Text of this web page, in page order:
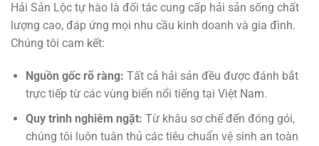
Hải Sản Lộc tự hào là đối tác cung cấp hải sản sống chất
lượng cao, đáp ứng mọi nhu cầu kinh doanh và gia đình.
Chúng tôi cam kết:
Nguồn gốc rõ ràng: Tất cả hải sản đều được đánh bắt
trực tiếp từ các vùng biển nổi tiếng tại Việt Nam.
Quy trình nghiêm ngặt: Từ khâu sơ chế đến đóng gói,
chúng tôi luôn tuân thủ các tiêu chuẩn vệ sinh an toàn